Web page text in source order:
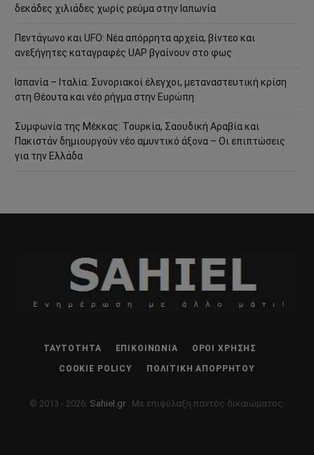
δεκάδες χιλιάδες χωρίς ρεύμα στην Ιαπωνία
Πεντάγωνο και UFO: Νέα απόρρητα αρχεία, βίντεο και
ανεξήγητες καταγραφές UAP βγαίνουν στο φως
Ισπανία – Ιταλία: Συνοριακοί έλεγχοι, μεταναστευτική κρίση
στη Θέουτα και νέο ρήγμα στην Ευρώπη
Συμφωνία της Μέκκας: Τουρκία, Σαουδική Αραβία και
Πακιστάν δημιουργούν νέο αμυντικό άξονα – Οι επιπτώσεις
για την Ελλάδα
ΤΑΥΤΌΤΗΤΑ ΕΠΙΚΟΙΝΩΝΊΑ ΌΡΟΙ ΧΡΉΣΗΣ
COOKIE POLICY ΠΟΛΙΤΙΚΉ ΑΠΟΡΡΉΤΟΥ
© 2013 - 2026: Sahiel.gr . Με επιφύλαξη παντός δικαιώματος.